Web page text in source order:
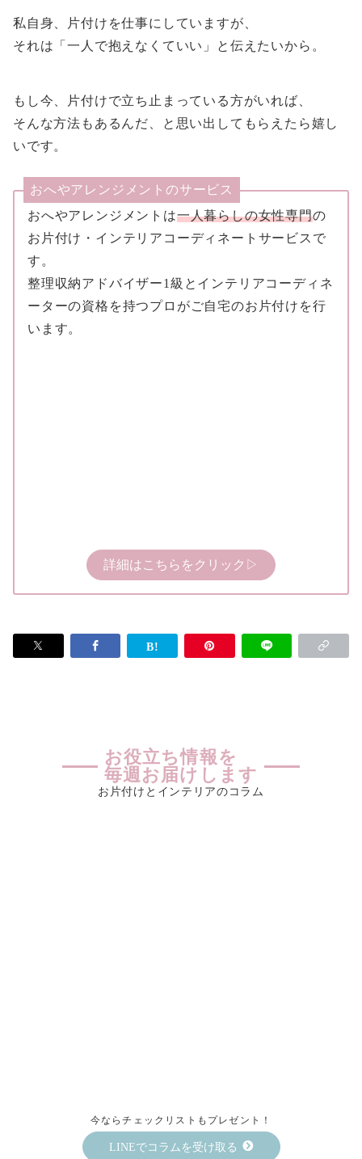
私自身、片付けを仕事にしていますが、
それは「一人で抱えなくていい」と伝えたいから。
もし今、片付けで立ち止まっている方がいれば、
そんな方法もあるんだ、と思い出してもらえたら嬉し
いです。
おへやアレンジメントのサービス
おへやアレンジメントは一人暮らしの女性専門の
お片付け・インテリアコーディネートサービスで
す。
整理収納アドバイザー1級とインテリアコーディネ
ーターの資格を持つプロがご自宅のお片付けを行
います。
詳細はこちらをクリック▷
お役立ち情報を
毎週お届けします
お片付けとインテリアのコラム
今ならチェックリストもプレゼント！
LINEでコラムを受け取る